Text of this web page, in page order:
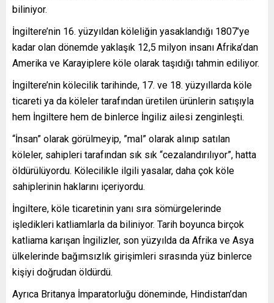
biliniyor.
İngiltere’nin 16. yüzyıldan köleliğin yasaklandığı 1807’ye
kadar olan dönemde yaklaşık 12,5 milyon insanı Afrika’dan
Amerika ve Karayiplere köle olarak taşıdığı tahmin ediliyor.
İngiltere’nin kölecilik tarihinde, 17. ve 18. yüzyıllarda köle
ticareti ya da köleler tarafından üretilen ürünlerin satışıyla
hem İngiltere hem de binlerce İngiliz ailesi zenginleşti.
“İnsan” olarak görülmeyip, ”mal” olarak alınıp satılan
köleler, sahipleri tarafından sık sık “cezalandırılıyor”, hatta
öldürülüyordu. Kölecilikle ilgili yasalar, daha çok köle
sahiplerinin haklarını içeriyordu.
İngiltere, köle ticaretinin yanı sıra sömürgelerinde
işledikleri katliamlarla da biliniyor. Tarih boyunca birçok
katliama karışan İngilizler, son yüzyılda da Afrika ve Asya
ülkelerinde bağımsızlık girişimleri sırasında yüz binlerce
kişiyi doğrudan öldürdü.
Ayrıca Britanya İmparatorluğu döneminde, Hindistan’dan